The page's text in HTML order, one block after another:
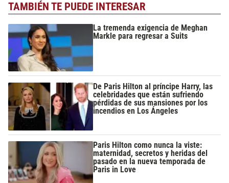
TAMBIÉN TE PUEDE INTERESAR
La tremenda exigencia de Meghan
Markle para regresar a Suits
De Paris Hilton al príncipe Harry, las
celebridades que están sufriendo
pérdidas de sus mansiones por los
incendios en Los Ángeles
Paris Hilton como nunca la viste:
maternidad, secretos y heridas del
pasado en la nueva temporada de
Paris in Love